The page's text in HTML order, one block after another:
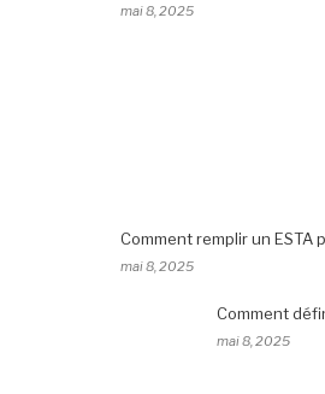
mai 8, 2025
Comment remplir un ESTA
mai 8, 2025
Comment
mai 8, 2025